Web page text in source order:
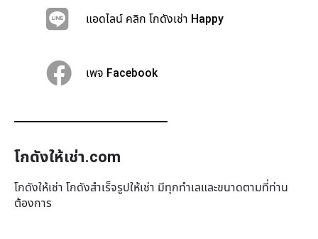
แอดไลน์ คลิก โกดังเช่า Happy
เพจ Facebook
โกดังให้เช่า.com
โกดังให้เช่า โกดังสำเร็จรูปให้เช่า มีทุกทำเล​และขนาดตามที่ท่าน
ต้องการ